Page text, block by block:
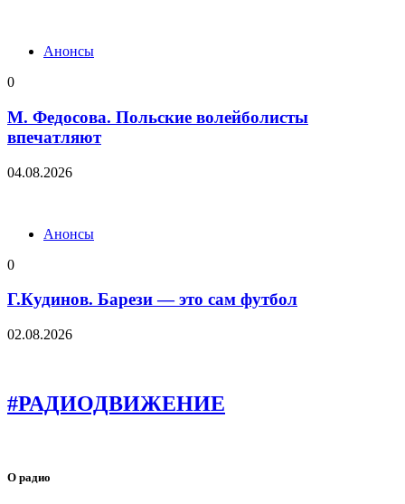
Анонсы
0
М. Федосова. Польские волейболисты
впечатляют
04.08.2026
Анонсы
0
Г.Кудинов. Барези — это сам футбол
02.08.2026
#РАДИОДВИЖЕНИЕ
О радио